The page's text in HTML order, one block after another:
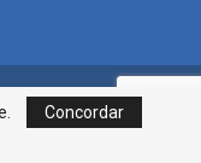
79.2106.8000 - CI
de Informações LTDA
Concordar